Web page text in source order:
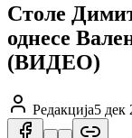
Столе
однесе
(ВИДЕО)
Редакција5 дек